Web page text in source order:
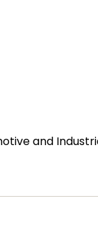
and